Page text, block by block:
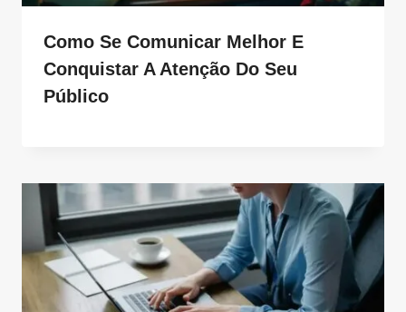
Como Se Comunicar Melhor E
Conquistar A Atenção Do Seu
Público